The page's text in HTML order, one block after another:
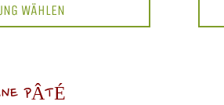
WÄHLEN
PÂTÉ